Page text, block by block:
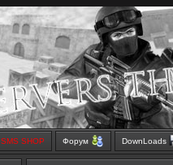
SMS SHOP Форум DownLoads